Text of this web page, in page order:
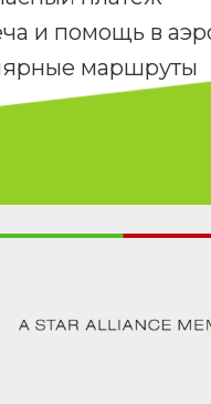
и помощь в
маршруты